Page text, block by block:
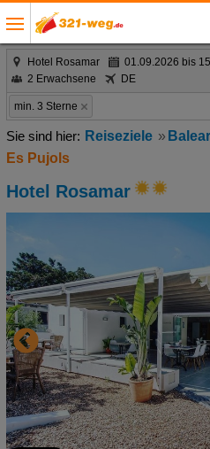
Hotel Rosamar
01.09.2026 bis
2 Erwachsene
DE
min. 3 Sterne
Reiseziele
Es Pujols
Hotel Rosamar